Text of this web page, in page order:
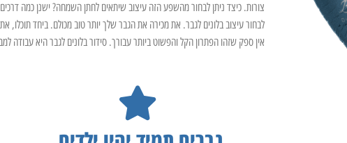
צורות. כיצד ניתן לבחור מהשפע הזה עיצוב שיתאים לחתן השמחה? ישנן כמה
לבחור עיצוב בלונים לגבר. את מכירה את הגבר שלך יותר טוב מכולם. ביחד
אין ספק שזהו הפתרון הקל והפשוט ביותר עבורך. סידור בלונים לגבר היא עבודה